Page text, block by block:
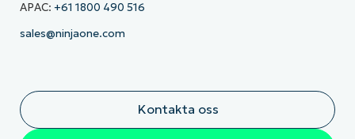
APAC: +61 1800 490 516
sales@ninjaone.com
Kontakta oss